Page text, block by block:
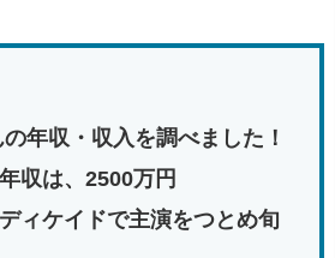
年収・収入を調べました！
収は、2500万円
ィケイドで主演をつとめ旬